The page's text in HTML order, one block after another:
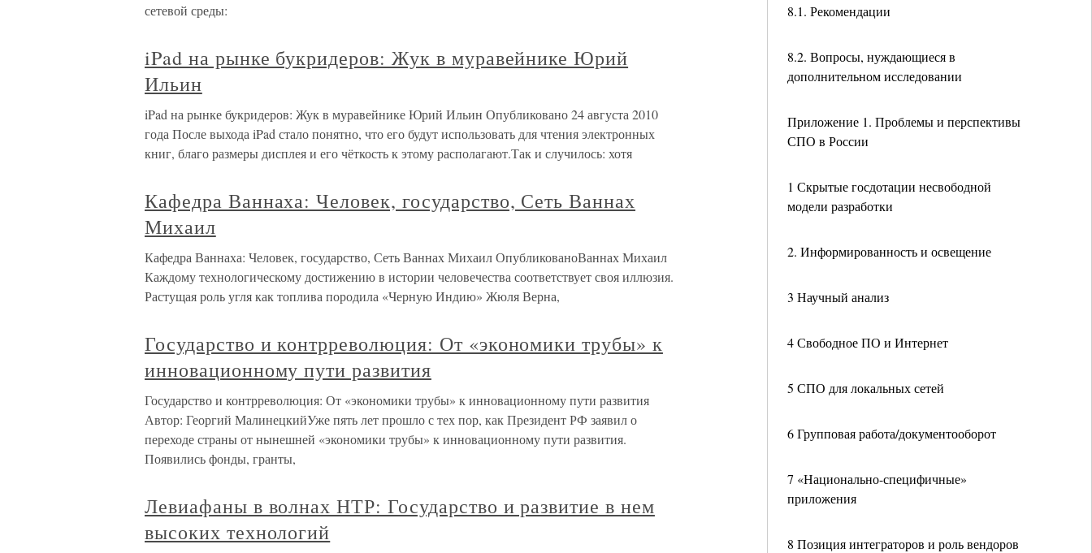
8.1. Рекомендации
8.2. Вопросы, нуждающиеся в
дополнительном исследовании
Приложение 1. Проблемы и перспективы
СПО в России
1 Скрытые госдотации несвободной
модели разработки
2. Информированность и освещение
3 Научный анализ
4 Свободное ПО и Интернет
5 СПО для локальных сетей
6 Групповая работа/документооборот
7 «Национально-специфичные»
приложения
8 Позиция интеграторов и роль вендоров
сетевой среды:
iPad на рынке букридеров: Жук в муравейнике Юрий
Ильин
iPad на рынке букридеров: Жук в муравейнике Юрий Ильин Опубликовано 24 августа 2010
года После выхода iPad стало понятно, что его будут использовать для чтения электронных
книг, благо размеры дисплея и его чёткость к этому располагают.Так и случилось: хотя
Кафедра Ваннаха: Человек, государство, Сеть Ваннах
Михаил
Кафедра Ваннаха: Человек, государство, Сеть Ваннах Михаил ОпубликованоВаннах Михаил
Каждому технологическому достижению в истории человечества соответствует своя иллюзия.
Растущая роль угля как топлива породила «Черную Индию» Жюля Верна,
Государство и контрреволюция: От «экономики трубы» к
инновационному пути развития
Государство и контрреволюция: От «экономики трубы» к инновационному пути развития
Автор: Георгий МалинецкийУже пять лет прошло с тех пор, как Президент РФ заявил о
переходе страны от нынешней «экономики трубы» к инновационному пути развития.
Появились фонды, гранты,
Левиафаны в волнах НТР: Государство и развитие в нем
высоких технологий